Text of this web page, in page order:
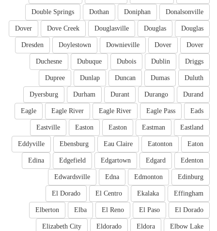
Donalsonville
Doniphan
Dothan
Double Springs
Douglas
Douglas
Douglasville
Dove Creek
Dover
Dover
Dover
Downieville
Doylestown
Dresden
Driggs
Dublin
Dubois
Dubuque
Duchesne
Duluth
Dumas
Duncan
Dunlap
Dupree
Durand
Durango
Durant
Durham
Dyersburg
Eads
Eagle Pass
Eagle River
Eagle River
Eagle
Eastland
Eastman
Easton
Easton
Eastville
Eaton
Eatonton
Eau Claire
Ebensburg
Eddyville
Edenton
Edgard
Edgartown
Edgefield
Edina
Edinburg
Edmonton
Edna
Edwardsville
Effingham
Ekalaka
El Centro
El Dorado
El Dorado
El Paso
El Reno
Elba
Elberton
Elbow Lake
Eldora
Eldorado
Elizabeth City